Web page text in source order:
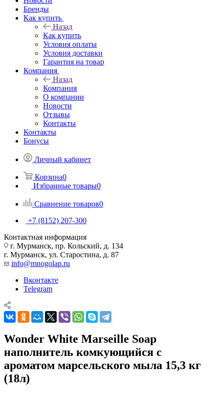
Бренды
Как купить
Назад
Как купить
Условия оплаты
Условия доставки
Гарантия на товар
Компания
Назад
Компания
О компании
Новости
Отзывы
Контакты
Контакты
Бонусы
Личный кабинет
Корзина0
Избранные товары0
Сравнение товаров0
+7 (8152) 207-300
Контактная информация
г. Мурманск, пр. Кольский, д. 134
г. Мурманск, ул. Старостина, д. 87
info@mnogolap.ru
Вконтакте
Telegram
Wonder White Marseille Soap
наполнитель комкующийся c
ароматом марсельского мыла 15,3 кг
(18л)